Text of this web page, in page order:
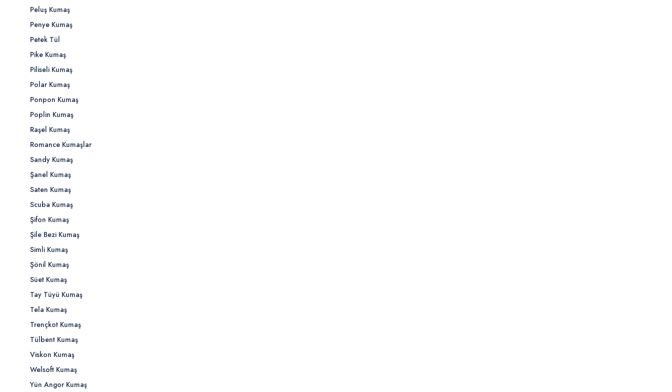
Peluş Kumaş
Penye Kumaş
Petek Tül
Pike Kumaş
Piliseli Kumaş
Polar Kumaş
Ponpon Kumaş
Poplin Kumaş
Raşel Kumaş
Romance Kumaşlar
Sandy Kumaş
Şanel Kumaş
Saten Kumaş
Scuba Kumaş
Şifon Kumaş
Şile Bezi Kumaş
Simli Kumaş
Şönil Kumaş
Süet Kumaş
Tay Tüyü Kumaş
Tela Kumaş
Trençkot Kumaş
Tülbent Kumaş
Viskon Kumaş
Welsoft Kumaş
Yün Angor Kumaş